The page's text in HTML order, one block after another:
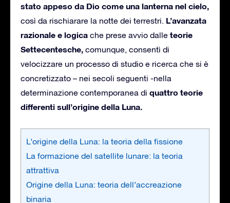
stato appeso da Dio come una lanterna nel cielo,
così da rischiarare la notte dei terrestri. L’avanzata
razionale e logica che prese avvio dalle teorie
Settecentesche, comunque, consentì di
velocizzare un processo di studio e ricerca che si è
concretizzato – nei secoli seguenti -nella
determinazione contemporanea di quattro teorie
differenti sull’origine della Luna.
L’origine della Luna: la teoria della fissione
La formazione del satellite lunare: la teoria
attrattiva
Origine della Luna: teoria dell’accreazione
binaria